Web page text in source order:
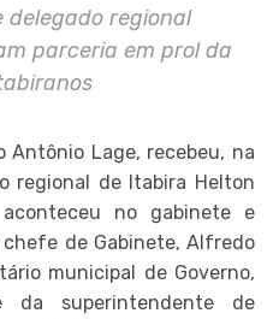
delegado regional
parceria em prol da
Antônio Lage, recebeu, na
regional de Itabira Helton
no gabinete e
de Gabinete, Alfredo
municipal de Governo,
da superintendente de